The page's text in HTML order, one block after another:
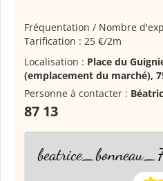
Fréquentation / Nombre
Tarification : 25 €/2m
Localisation : Place du
(emplacement du marché),
Personne à contacter :
87 13